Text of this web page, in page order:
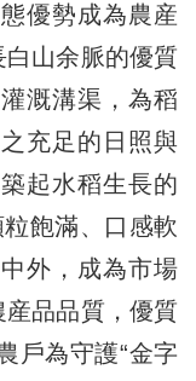
優勢成為農産
白山余脈的優質
溉溝渠，為稻
充足的日照與
起水稻生長的
粒飽滿、口感軟
外，成為市場
産品品質，優質
戶為守護“金字